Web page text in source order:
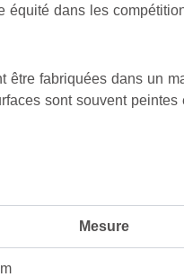
équité dans les
être fabriquées dans un
sont souvent peintes
Mesure